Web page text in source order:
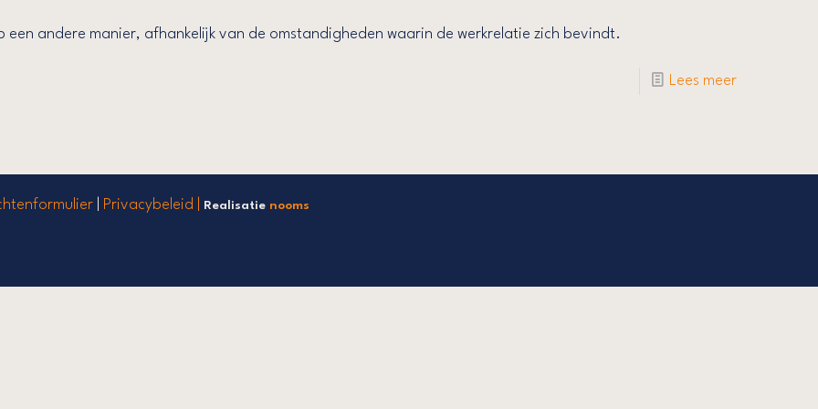
een andere manier, afhankelijk van de omstandigheden waarin de werkrelatie zich bevindt.
Lees meer
Privacybeleid | Realisatie nooms